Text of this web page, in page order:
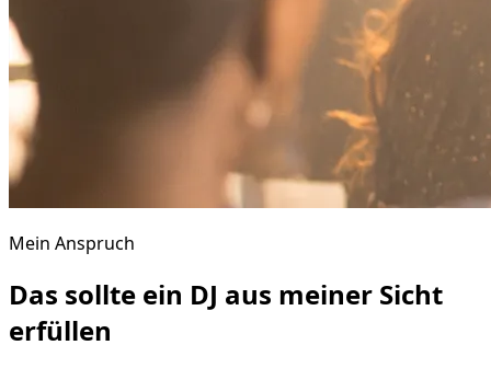
Mein Anspruch
Das sollte ein DJ aus meiner Sicht
erfüllen